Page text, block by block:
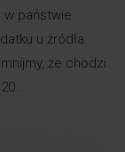
w państwie
u źródła
że chodzi